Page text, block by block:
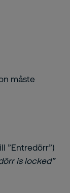
måste
”Entredörr”)
is locked”